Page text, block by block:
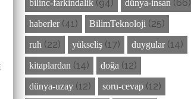
bilinc-farkindalik (94) dünya-insan (66)
haberler (41) BilimTeknoloji (25)
ruh (22) yükseliş (17) duygular (14)
kitaplardan (14) doğa (12)
dünya-uzay (12) soru-cevap (12)